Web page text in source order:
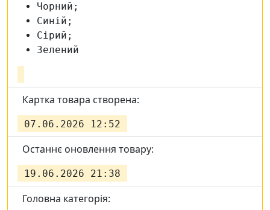
Чорний;
Синій;
Сірий;
Зелений
Картка товара створена:
07.06.2026 12:52
Останнє оновлення товару:
19.06.2026 21:38
Головна категорія: